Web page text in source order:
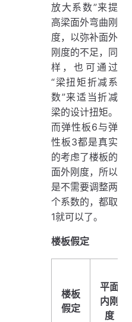
放大系数”来提
高梁面外弯曲刚
度，以弥补面外
刚度的不足，同
样，也可通过
“梁扭矩折减系
数”来适当折减
梁的设计扭矩。
而弹性板6与弹
性板3都是真实
的考虑了楼板的
面外刚度，所以
是不需要调整两
个系数的，都取
1就可以了。
楼板假定
楼板
假定
平面
内刚
度